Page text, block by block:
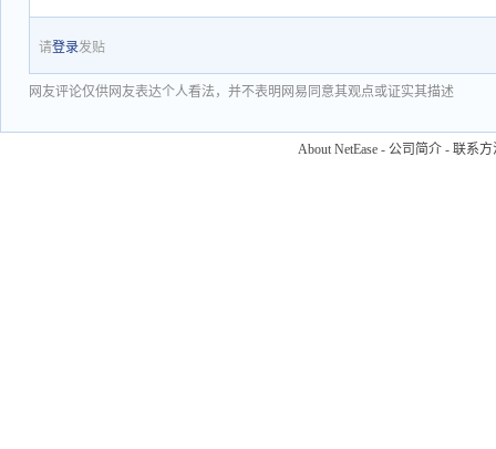
请登录发贴
网友评论仅供网友表达个人看法，并不表明网易同意其观点或证实其描述
About NetEase - 公司简介 - 联系方